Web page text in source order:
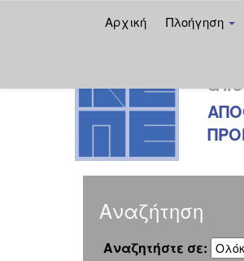
Αρχική Πλοήγηση
Αναζήτηση
Αναζητήστε σε: